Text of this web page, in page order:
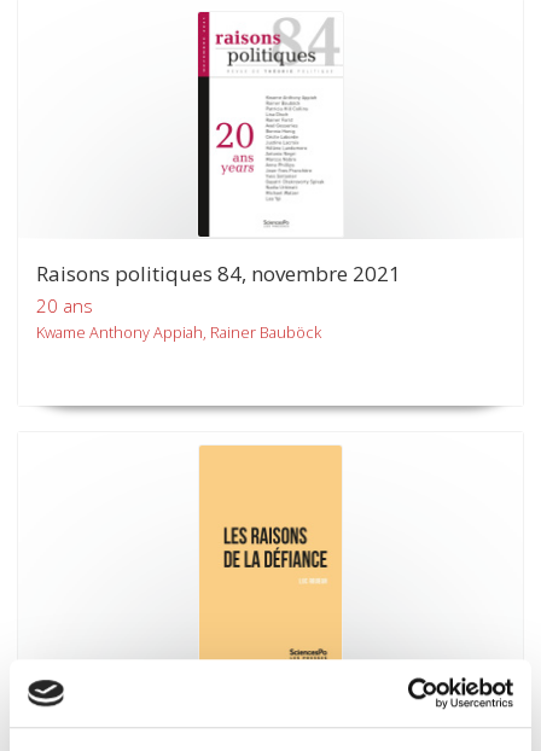
Raisons politiques 84, novembre 2021
20 ans
Kwame Anthony Appiah, Rainer Bauböck
Les raisons de la défiance